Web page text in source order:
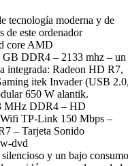
tecnología moderna y de
de este ordenador
core AMD
DDR4 – 2133 mhz – un
integrada: Radeon HD R7,
itek Invader (USB
650 W alantik.
MHz DDR4 – HD
TP-Link 150 Mbps –
– Tarjeta Sonido
dvd
y un bajo consumo